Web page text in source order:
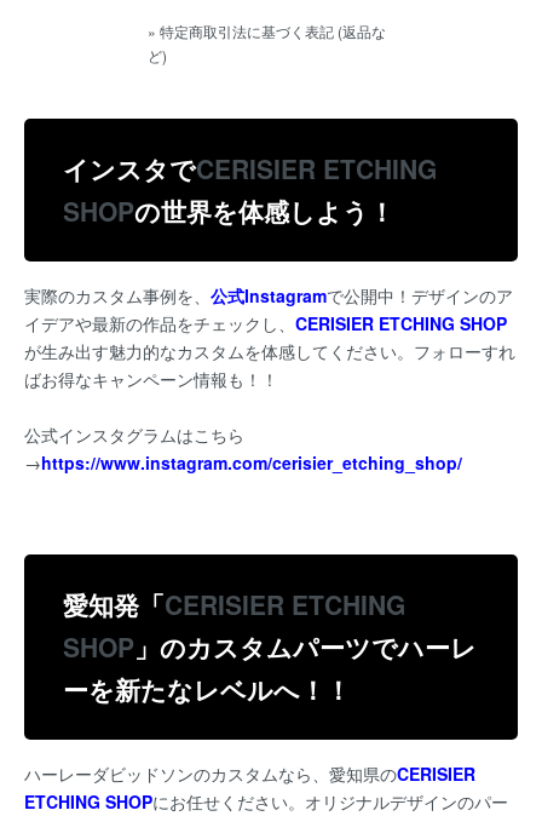
» 特定商取引法に基づく表記 (返品な
ど)
インスタでCERISIER ETCHING
SHOPの世界を体感しよう！
実際のカスタム事例を、 公式Instagramで公開中！デザインのア
イデアや最新の作品をチェックし、 CERISIER ETCHING SHOP
が生み出す魅力的なカスタムを体感してください。フォローすれ
ばお得なキャンペーン情報も！！
公式インスタグラムはこちら
→https://www.instagram.com/cerisier_etching_shop/
愛知発「CERISIER ETCHING
SHOP 」のカスタムパーツでハーレ
ーを新たなレベルへ！！
ハーレーダビッドソンのカスタムなら、愛知県のCERISIER
ETCHING SHOPにお任せください。オリジナルデザインのパー